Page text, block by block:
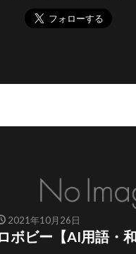
2021年10月26日
ボビー【AI用語・和